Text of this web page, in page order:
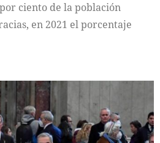
ciento de la población
en 2021 el porcentaje